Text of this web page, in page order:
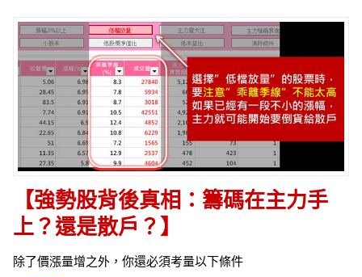
【強勢股背後真相：籌碼在主力手
上？還是散戶？】
除了價漲量增之外，你還必須考量以下條件